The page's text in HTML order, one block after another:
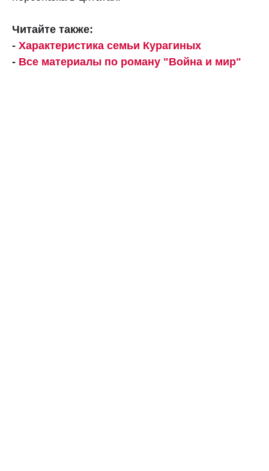
Читайте также:
- Характеристика семьи Курагиных
- Все материалы по роману "Война и мир"